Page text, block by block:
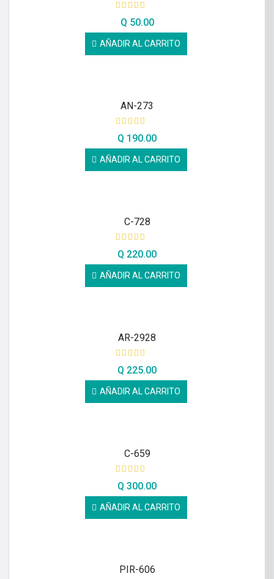
Q 50.00
AÑADIR AL CARRITO
AN-273
Q 190.00
AÑADIR AL CARRITO
C-728
Q 220.00
AÑADIR AL CARRITO
AR-2928
Q 225.00
AÑADIR AL CARRITO
C-659
Q 300.00
AÑADIR AL CARRITO
PIR-606